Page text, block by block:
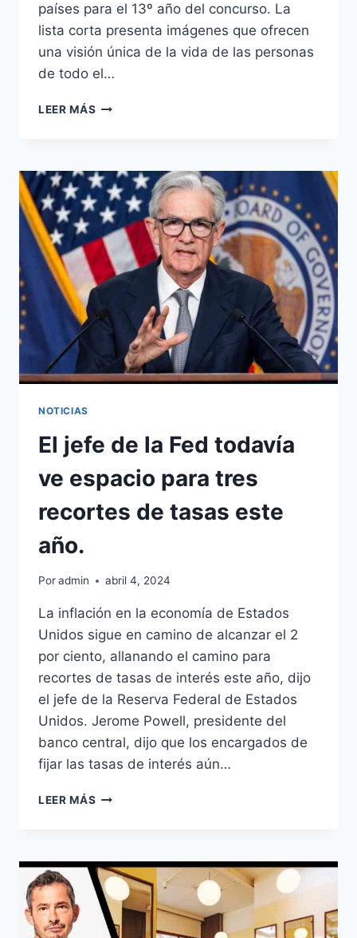
países para el 13º año del concurso. La
lista corta presenta imágenes que ofrecen
una visión única de la vida de las personas
de todo el…
LEER MÁS BUENO
MEJOR
FOTOGRAFÍA
DE
COMIDA
NOTICIAS
El jefe de la Fed todavía
ve espacio para tres
recortes de tasas este
año.
Poradmin abril 4, 2024
La inflación en la economía de Estados
Unidos sigue en camino de alcanzar el 2
por ciento, allanando el camino para
recortes de tasas de interés este año, dijo
el jefe de la Reserva Federal de Estados
Unidos. Jerome Powell, presidente del
banco central, dijo que los encargados de
fijar las tasas de interés aún…
LEER MÁS EL
FED
TODAVÍA
VE
ESPACIO
PARA